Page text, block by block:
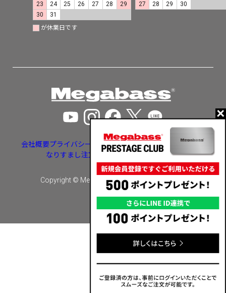
23
24 25 26 27 28
29
30
31
27
28 29 30
が休業日です
会社概要プライバシーポリシー特定商取引法に基づく表示
なりすまし注文・いたずら注文等への対応
Copyright © Megabass inc. All rights reserved.